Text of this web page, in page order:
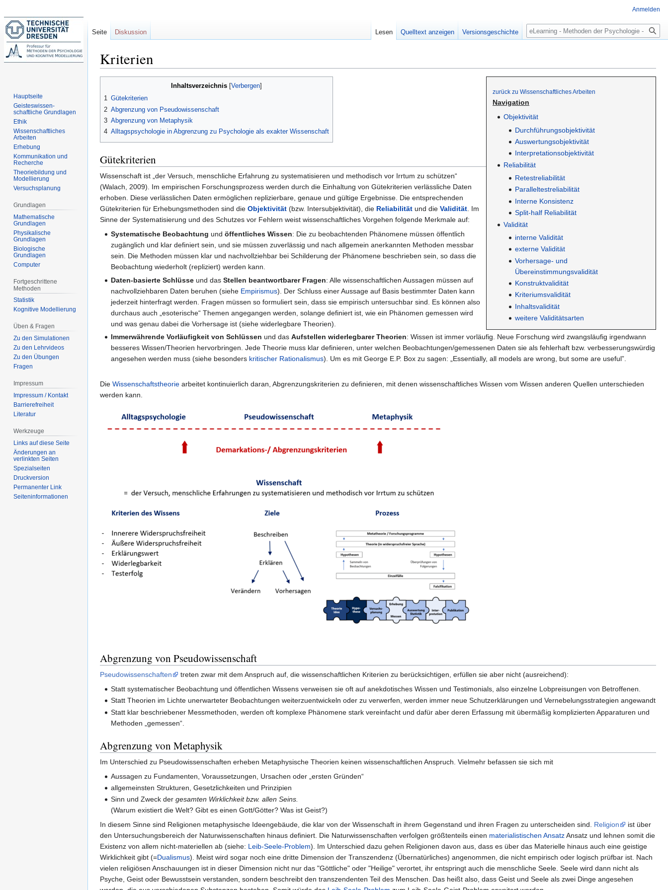
Kriterien
zurück zu Wissenschaftliches Arbeiten
Navigation
Objektivität
Durchführungsobjektivität
Auswertungsobjektivität
Interpretationsobjektivität
Reliabilität
Retestreliabilität
Paralleltestreliabilität
Interne Konsistenz
Split-half Reliabilität
Validität
interne Validität
externe Validität
Vorhersage- und
Übereinstimmungsvalidität
Konstruktvalidität
Kriteriumsvalidität
Inhaltsvalidität
weitere Validitätsarten
Inhaltsverzeichnis
1 Gütekriterien
2 Abgrenzung von Pseudowissenschaft
3 Abgrenzung von Metaphysik
4 Alltagspsychologie in Abgrenzung zu Psychologie als exakter Wissenschaft
Gütekriterien
Wissenschaft ist „der Versuch, menschliche Erfahrung zu systematisieren und methodisch vor Irrtum zu schützen“
(Walach, 2009). Im empirischen Forschungsprozess werden durch die Einhaltung von Gütekriterien verlässliche Daten
erhoben. Diese verlässlichen Daten ermöglichen replizierbare, genaue und gültige Ergebnisse. Die entsprechenden
Gütekriterien für Erhebungsmethoden sind die Objektivität (bzw. Intersubjektivität), die Reliabilität und die Validität. Im
Sinne der Systematisierung und des Schutzes vor Fehlern weist wissenschaftliches Vorgehen folgende Merkmale auf:
Systematische Beobachtung undöffentliches Wissen: Die zu beobachtenden Phänomene müssen öffentlich
zugänglich und klar definiert sein, und sie müssen zuverlässig und nach allgemein anerkannten Methoden messbar
sein. Die Methoden müssen klar und nachvollziehbar bei Schilderung der Phänomene beschrieben sein, so dass die
Beobachtung wiederholt (repliziert) werden kann.
Daten-basierte Schlüsse und dasStellen beantwortbarer Fragen: Alle wissenschaftlichen Aussagen müssen auf
nachvollziehbaren Daten beruhen (siehe Empirismus). Der Schluss einer Aussage auf Basis bestimmter Daten kann
jederzeit hinterfragt werden. Fragen müssen so formuliert sein, dass sie empirisch untersuchbar sind. Es können also
durchaus auch „esoterische“ Themen angegangen werden, solange definiert ist, wie ein Phänomen gemessen wird
und was genau dabei die Vorhersage ist (siehe widerlegbare Theorien).
Immerwährende Vorläufigkeit von Schlüssen und dasAufstellen widerlegbarer Theorien: Wissen ist immer vorläufig. Neue Forschung wird zwangsläufig irgendwann
besseres Wissen/Theorien hervorbringen. Jede Theorie muss klar definieren, unter welchen Beobachtungen/gemessenen Daten sie als fehlerhaft bzw. verbesserungswürdig
angesehen werden muss (siehe besonders kritischer Rationalismus). Um es mit George E.P. Box zu sagen: „Essentially, all models are wrong, but some are useful”.
Die Wissenschaftstheorie arbeitet kontinuierlich daran, Abgrenzungskriterien zu definieren, mit denen wissenschaftliches Wissen vom Wissen anderen Quellen unterschieden
werden kann.
Abgrenzung von Pseudowissenschaft
Pseudowissenschaften
treten zwar mit dem Anspruch auf, die wissenschaftlichen Kriterien zu berücksichtigen, erfüllen sie aber nicht (ausreichend):
Statt systematischer Beobachtung und öffentlichen Wissens verweisen sie oft auf anekdotisches Wissen und Testimonials, also einzelne Lobpreisungen von Betroffenen.
Statt Theorien im Lichte unerwarteter Beobachtungen weiterzuentwickeln oder zu verwerfen, werden immer neue Schutzerklärungen und Vernebelungsstrategien angewandt
Statt klar beschriebener Messmethoden, werden oft komplexe Phänomene stark vereinfacht und dafür aber deren Erfassung mit übermäßig komplizierten Apparaturen und
Methoden „gemessen“.
Abgrenzung von Metaphysik
Im Unterschied zu Pseudowissenschaften erheben Metaphysische Theorien keinen wissenschaftlichen Anspruch. Vielmehr befassen sie sich mit
Aussagen zu Fundamenten, Voraussetzungen, Ursachen oder „ersten Gründen“
allgemeinsten Strukturen, Gesetzlichkeiten und Prinzipien
Sinn und Zweck dergesamten Wirklichkeit bzw. allen Seins.
(Warum existiert die Welt? Gibt es einen Gott/Götter? Was ist Geist?)
In diesem Sinne sind Religionen metaphysische Ideengebäude, die klar von der Wissenschaft in ihrem Gegenstand und ihren Fragen zu unterscheiden sind. Religion
ist über
den Untersuchungsbereich der Naturwissenschaften hinaus definiert. Die Naturwissenschaften verfolgen größtenteils einen materialistischen AnsatzAnsatz und lehnen somit die
Existenz von allem nicht-materiellen ab (siehe: Leib-Seele-Problem). Im Unterschied dazu gehen Religionen davon aus, dass es über das Materielle hinaus auch eine geistige
Wirklichkeit gibt (=Dualismus). Meist wird sogar noch eine dritte Dimension der Transzendenz (Übernatürliches) angenommen, die nicht empirisch oder logisch prüfbar ist. Nach
vielen religiösen Anschauungen ist in dieser Dimension nicht nur das "Göttliche" oder "Heilige" verortet, ihr entspringt auch die menschliche Seele. Seele wird dann nicht als
Psyche, Geist oder Bewusstsein verstanden, sondern beschreibt den transzendenten Teil des Menschen. Das heißt also, dass Geist und Seele als zwei Dinge angesehen
Anmelden
Seite Diskussion Lesen Quelltext anzeigen Versionsgeschichte Suche
Hauptseite
Geisteswissen-
schaftliche Grundlagen
Ethik
Wissenschaftliches
Arbeiten
Erhebung
Kommunikation und
Recherche
Theoriebildung und
Modellierung
Versuchsplanung
Grundlagen
Mathematische
Grundlagen
Physikalische
Grundlagen
Biologische
Grundlagen
Computer
Fortgeschrittene
Methoden
Statistik
Kognitive Modellierung
Üben & Fragen
Zu den Simulationen
Zu den Lehrvideos
Zu den Übungen
Fragen
Impressum
Impressum / Kontakt
Barrierefreiheit
Literatur
Werkzeuge
Links auf diese Seite
Änderungen an
verlinkten Seiten
Spezialseiten
Druckversion
Permanenter Link
Seiten­informationen